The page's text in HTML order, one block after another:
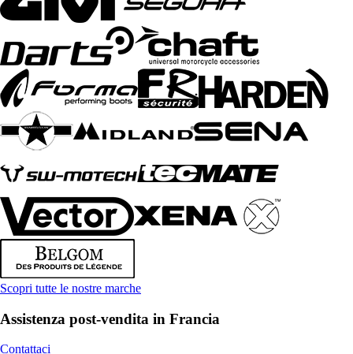
Scopri tutte le nostre marche
Assistenza post-vendita in Francia
Contattaci